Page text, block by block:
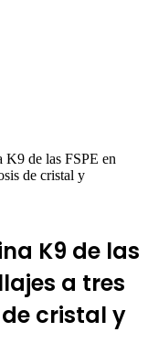
K9 de las FSPE en
de cristal y
K9 de las
a tres
cristal y